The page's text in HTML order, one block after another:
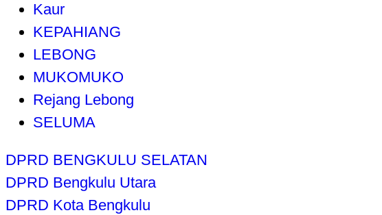
Kaur
KEPAHIANG
LEBONG
MUKOMUKO
Rejang Lebong
SELUMA
DPRD BENGKULU SELATAN
DPRD Bengkulu Utara
DPRD Kota Bengkulu